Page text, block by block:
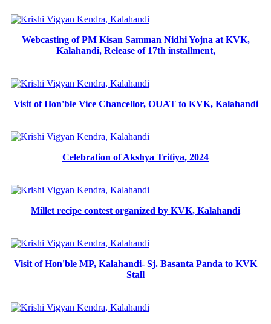
Webcasting of PM Kisan Samman Nidhi Yojna at KVK,
Kalahandi, Release of 17th installment,
Visit of Hon'ble Vice Chancellor, OUAT to KVK, Kalahandi
Celebration of Akshya Tritiya, 2024
Millet recipe contest organized by KVK, Kalahandi
Visit of Hon'ble MP, Kalahandi- Sj. Basanta Panda to KVK
Stall